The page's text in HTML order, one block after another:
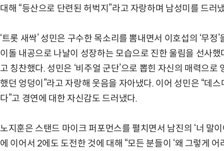
대해 “등산으로 단련된 허벅지”라고 자랑하며 남성미를 드러
‘트롯 새싹’ 성민은 구수한 목소리를 뽐내면서 이호섭의 ‘무
이돌 내공으로 나날이 성장하는 모습으로 진한 울림을 선사
고 칭찬했다. 성민은 ‘비주얼 군단’으로 뽑힌 자신의 매력으
했던 엉덩이”라고 자랑해 웃음을 자아냈다. 이어 성민은 “데
다”고 경연에 대한 자신감도 드러냈다.
노지훈은 스탠드 마이크 퍼포먼스를 펼치면서 남진의 ‘너 말
에 이어서 2에도 도전한 것에 대해 “모든 분들이 ‘왜 그렇게